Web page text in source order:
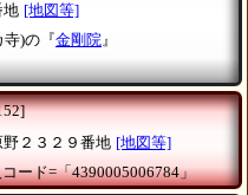
地 [地図等]
寺)の『金剛院』
２３２９番地 [地図等]
ード=「4390005006784」